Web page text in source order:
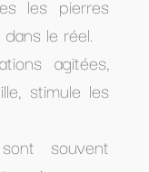
les pierres
le réel.
agitées,
stimule les
souvent